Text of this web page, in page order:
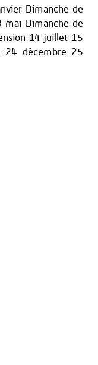
Dimanche de
mai Dimanche de
14 juillet 15
24 décembre 25